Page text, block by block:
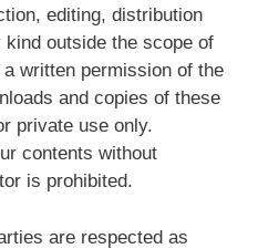
editing, distribution
outside the scope of
written permission of the
and copies of these
private use only.
contents without
is prohibited.
are respected as